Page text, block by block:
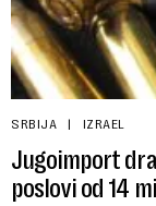
SRBIJA IZRAEL
Jugoimport
poslovi od 14